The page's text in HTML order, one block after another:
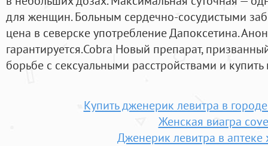
для женщин. Больным сердечно-сосудистыми
цена в северске употребление Дапоксетина.
гарантируется.Cobra Новый препарат,
борьбе с сексуальными расстройствами и
Купить дженерик левитра в
Женская виагра
Дженерик левитра в аптеке